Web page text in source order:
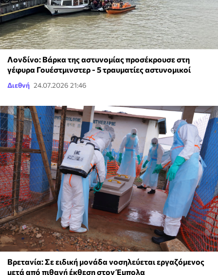
Λονδίνο: Βάρκα της αστυνομίας προσέκρουσε στη
γέφυρα Γουέστμινστερ - 5 τραυματίες αστυνομικοί
Διεθνή 24.07.2026 21:46
Βρετανία: Σε ειδική μονάδα νοσηλεύεται εργαζόμενος
μετά από πιθανή έκθεση στον Έμπολα